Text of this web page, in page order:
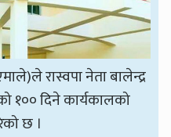
रास्वपा नेता बालेन्द्र
१०० दिने कार्यकालको
छ ।